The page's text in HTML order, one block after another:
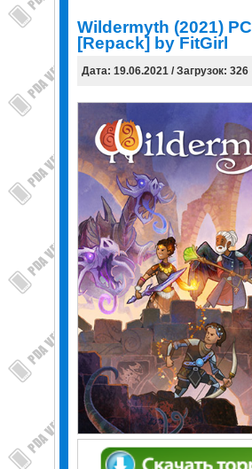
Wildermyth (2021) PC
[Repack] by FitGirl
Дата: 19.06.2021 / Загрузок: 326